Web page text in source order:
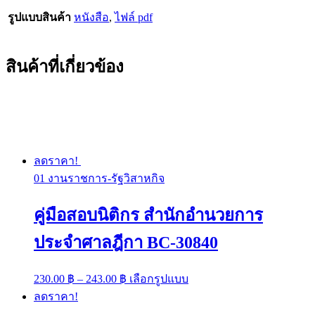
รูปแบบสินค้า หนังสือ,ไฟล์ pdf
สินค้าที่เกี่ยวข้อง
ลดราคา!
01 งานราชการ-รัฐวิสาหกิจ
คู่มือสอบนิติกร สำนักอำนวยการ
ประจำศาลฎีกา BC-30840
230.00 ฿ – 243.00 ฿ Price
range:
เลือกรูปแบบ
product
ลดราคา!